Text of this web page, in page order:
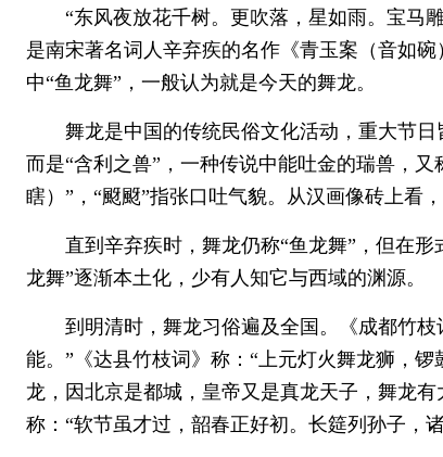
“东风夜放花千树。更吹落，星如雨。宝马
是南宋著名词人辛弃疾的名作《青玉案（音如
中“鱼龙舞”，一般认为就是今天的舞龙。
舞龙是中国的传统民俗文化活动，重大节
而是“含利之兽”，一种传说中能吐金的瑞兽，
瞎）”，“颬颬”指张口吐气貌。从汉画像砖上看
直到辛弃疾时，舞龙仍称“鱼龙舞”，但在
龙舞”逐渐本土化，少有人知它与西域的渊源。
到明清时，舞龙习俗遍及全国。《成都竹
能。”《达县竹枝词》称：“上元灯火舞龙狮，
龙，因北京是都城，皇帝又是真龙天子，舞龙
称：“软节虽才过，韶春正好初。长筵列孙子，